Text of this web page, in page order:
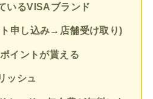
いるVISAブランド
申し込み→店舗受け取り)
イントが貰える
ッシュ